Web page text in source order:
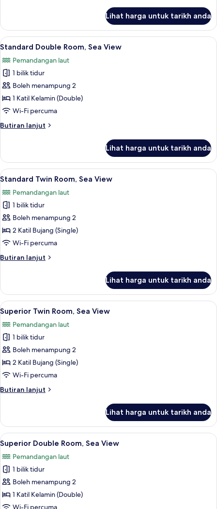
Single
Room
Lihat harga untuk tarikh anda
Lihat
semua
foto
untuk
Standard
Double
Room,
View
Standard Double Room, Sea View |
4
Standard Double Room, Sea View
Pemandangan laut
1 bilik tidur
Boleh menampung 2
1 Katil Kelamin (Double)
Wi-Fi percuma
Butiran lanjut
Butiran
Double
Room,
Sea
Lihat harga untuk tarikh anda
Lihat
semua
foto
untuk
Standard
Twin
Room,
View
Standard Twin Room, Sea View |
1
Standard Twin Room, Sea View
Pemandangan laut
1 bilik tidur
Boleh menampung 2
2 Katil Bujang (Single)
Wi-Fi percuma
Butiran lanjut
Butiran
Twin
Room,
Sea
View
Lihat harga untuk tarikh anda
Lihat
semua
foto
untuk
Superior
Twin
Room,
View
Superior Twin Room, Sea View |
2
Superior Twin Room, Sea View
Pemandangan laut
1 bilik tidur
Boleh menampung 2
2 Katil Bujang (Single)
Wi-Fi percuma
Butiran lanjut
Butiran
Twin
Room,
Sea
View
Lihat harga untuk tarikh anda
Lihat
semua
foto
untuk
Superior
Double
Room,
Superior Double Room, Sea View |
5
Superior Double Room, Sea View
Pemandangan laut
1 bilik tidur
Boleh menampung 2
1 Katil Kelamin (Double)
Wi-Fi percuma